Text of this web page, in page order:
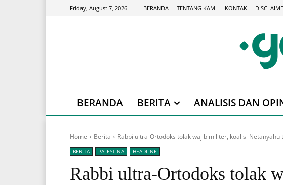
Friday, August 7, 2026 BERANDA TENTANG KAMI KONTAK
BERANDA BERITA ANALISIS DAN
Home Berita Rabbi ultra-Ortodoks tolak wajib militer, koalisi Netanyahu
BERITA PALESTINA HEADLINE
Rabbi ultra-Ortodoks tolak